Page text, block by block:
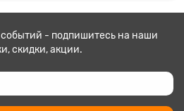
событий - подпишитесь на наши
скидки, акции.